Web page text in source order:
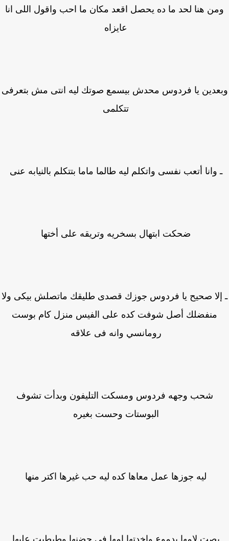
هنا لحد ما ده يحصل اقعد مكان ما احب واقول اللى انا
عايزاه
يا فردوس محدش بيسمع صوتك ليه انتى مش بتعرفى
تتكلمى
وانا أتعب نفسى واتكلم ليه طالما ماما بتتكلم بالنيابه عنى
ضحكت ابتهال بسخريه وتريقه على أختها
صحيح يا فردوس جوزك قصدى طليقك ماتصلش بيكى ولا
منفضلك أصل شوفت كده على الفيس منزل كام بوست
رومانسي وانه فى علاقه
شحب وجهه فردوس ومسكت التليفون وبدأت تشوف
البوستات وحست بغيره
ليه جوزها عمل معاها كده ليه حب غيرها اكتر منها
بصت لامها بدموع واخدتها امها فى حضنها وطبطبت عليها